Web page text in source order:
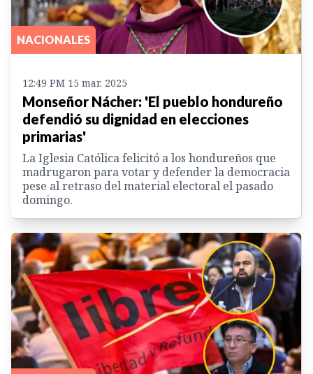
NACIONALES
12:49 PM 15 mar. 2025
Monseñor Nácher: 'El pueblo hondureño
defendió su dignidad en elecciones
primarias'
La Iglesia Católica felicitó a los hondureños que
madrugaron para votar y defender la democracia
pese al retraso del material electoral el pasado
domingo.